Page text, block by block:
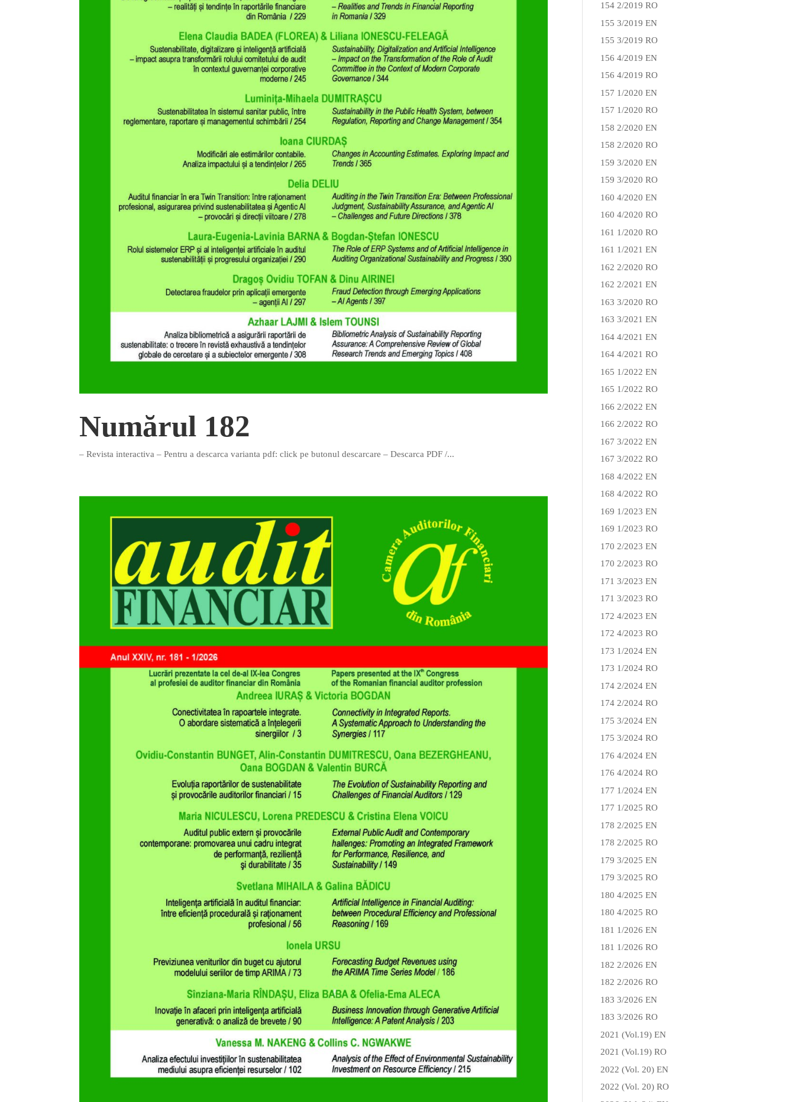
Numărul 182
– Revista interactiva – Pentru a descarca varianta pdf: click pe butonul descarcare – Descarca PDF /...
154 2/2019 RO
155 3/2019 EN
155 3/2019 RO
156 4/2019 EN
156 4/2019 RO
157 1/2020 EN
157 1/2020 RO
158 2/2020 EN
158 2/2020 RO
159 3/2020 EN
159 3/2020 RO
160 4/2020 EN
160 4/2020 RO
161 1/2020 RO
161 1/2021 EN
162 2/2020 RO
162 2/2021 EN
163 3/2020 RO
163 3/2021 EN
164 4/2021 EN
164 4/2021 RO
165 1/2022 EN
165 1/2022 RO
166 2/2022 EN
166 2/2022 RO
167 3/2022 EN
167 3/2022 RO
168 4/2022 EN
168 4/2022 RO
169 1/2023 EN
169 1/2023 RO
170 2/2023 EN
170 2/2023 RO
171 3/2023 EN
171 3/2023 RO
172 4/2023 EN
172 4/2023 RO
173 1/2024 EN
173 1/2024 RO
174 2/2024 EN
174 2/2024 RO
175 3/2024 EN
175 3/2024 RO
176 4/2024 EN
176 4/2024 RO
177 1/2024 EN
177 1/2025 RO
178 2/2025 EN
178 2/2025 RO
179 3/2025 EN
179 3/2025 RO
180 4/2025 EN
180 4/2025 RO
181 1/2026 EN
181 1/2026 RO
182 2/2026 EN
182 2/2026 RO
183 3/2026 EN
183 3/2026 RO
2021 (Vol.19) EN
2021 (Vol.19) RO
2022 (Vol. 20) EN
2022 (Vol. 20) RO